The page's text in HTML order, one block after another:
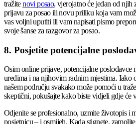
tražitenovi posao, vjerojatno će jedan od njih
prijavu za posao ili novu priliku koja vam
vas voljni uputiti ili vam napisati pismo
svoje šanse za razgovor za posao.
8. Posjetite potencijalne
Osim online prijave, potencijalne poslodavce
uredima i na njihovim radnim mjestima. Iako
našem području svakako može pomoći u
skeptični, pokušajte kako biste vidjeli gdje će
Odjenite se profesionalno, uzmite životopis i
posjetnicu – i osmijeh. Kada stignete,